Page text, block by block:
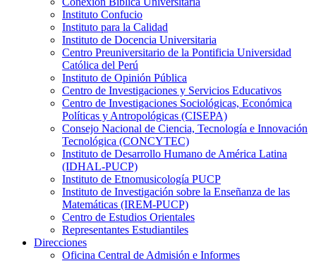
Instituto Confucio
Instituto para la Calidad
Instituto de Docencia Universitaria
Centro Preuniversitario de la Pontificia Universidad
Católica del Perú
Instituto de Opinión Pública
Centro de Investigaciones y Servicios Educativos
Centro de Investigaciones Sociológicas, Económica
Políticas y Antropológicas (CISEPA)
Consejo Nacional de Ciencia, Tecnología e Innovación
Tecnológica (CONCYTEC)
Instituto de Desarrollo Humano de América Latina
(IDHAL-PUCP)
Instituto de Etnomusicología PUCP
Instituto de Investigación sobre la Enseñanza de las
Matemáticas (IREM-PUCP)
Centro de Estudios Orientales
Representantes Estudiantiles
Direcciones
Oficina Central de Admisión e Informes